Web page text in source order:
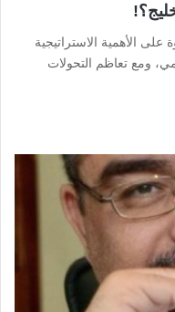
الأهمية الاستراتيجية
ومع تعاظم التحولات